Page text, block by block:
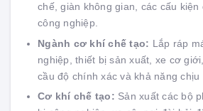
chế, giàn không gian, các cấu
công nghiệp.
Ngành cơ khí chế tạo: Lắp ráp
nghiệp, thiết bị sản xuất, xe cơ
cầu độ chính xác và khả năng chịu
Cơ khí chế tạo: Sản xuất các bộ